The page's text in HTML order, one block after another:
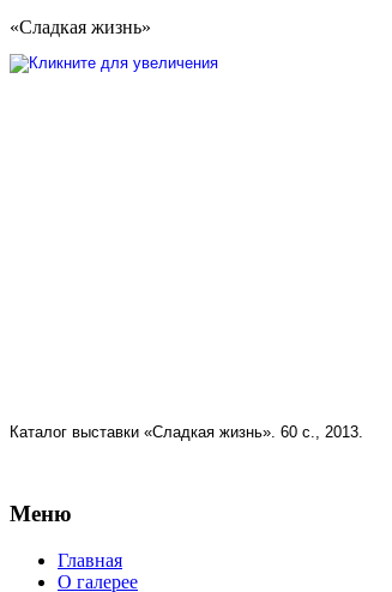
«Сладкая жизнь»
Каталог выставки «Сладкая жизнь». 60 с., 2013.
Меню
Главная
О галерее